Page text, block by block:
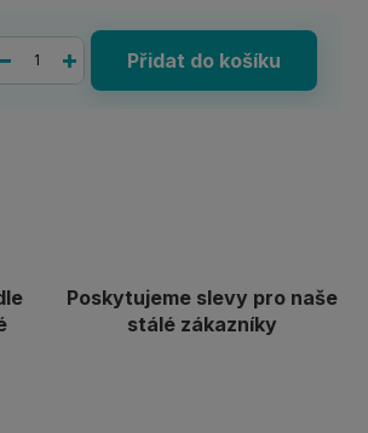
Přidat do košíku
Poskytujeme slevy pro naše
stálé zákazníky